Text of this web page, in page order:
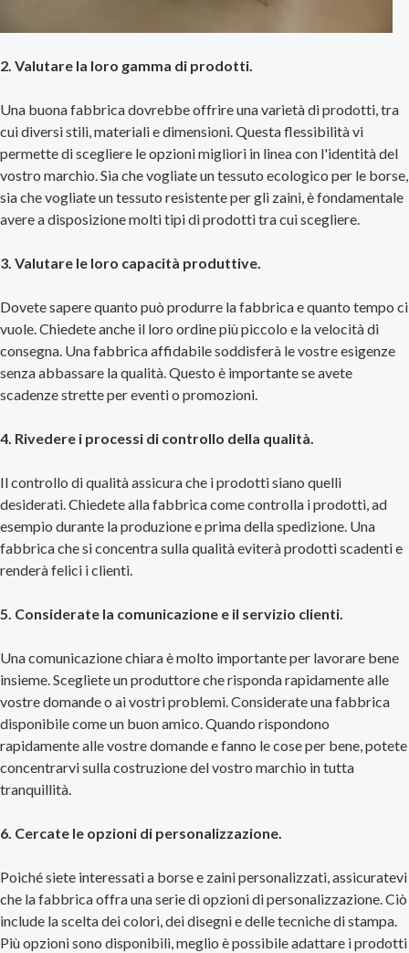
2. Valutare la loro gamma di prodotti.
Una buona fabbrica dovrebbe offrire una varietà di prodotti, tra
cui diversi stili, materiali e dimensioni. Questa flessibilità vi
permette di scegliere le opzioni migliori in linea con l'identità del
vostro marchio. Sia che vogliate un tessuto ecologico per le borse,
sia che vogliate un tessuto resistente per gli zaini, è fondamentale
avere a disposizione molti tipi di prodotti tra cui scegliere.
3. Valutare le loro capacità produttive.
Dovete sapere quanto può produrre la fabbrica e quanto tempo ci
vuole. Chiedete anche il loro ordine più piccolo e la velocità di
consegna. Una fabbrica affidabile soddisferà le vostre esigenze
senza abbassare la qualità. Questo è importante se avete
scadenze strette per eventi o promozioni.
4. Rivedere i processi di controllo della qualità.
Il controllo di qualità assicura che i prodotti siano quelli
desiderati. Chiedete alla fabbrica come controlla i prodotti, ad
esempio durante la produzione e prima della spedizione. Una
fabbrica che si concentra sulla qualità eviterà prodotti scadenti e
renderà felici i clienti.
5. Considerate la comunicazione e il servizio clienti.
Una comunicazione chiara è molto importante per lavorare bene
insieme. Scegliete un produttore che risponda rapidamente alle
vostre domande o ai vostri problemi. Considerate una fabbrica
disponibile come un buon amico. Quando rispondono
rapidamente alle vostre domande e fanno le cose per bene, potete
concentrarvi sulla costruzione del vostro marchio in tutta
tranquillità.
6. Cercate le opzioni di personalizzazione.
Poiché siete interessati a borse e zaini personalizzati, assicuratevi
che la fabbrica offra una serie di opzioni di personalizzazione. Ciò
include la scelta dei colori, dei disegni e delle tecniche di stampa.
Più opzioni sono disponibili, meglio è possibile adattare i prodotti